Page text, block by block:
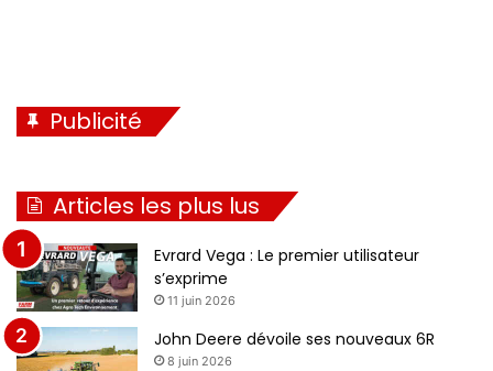
Publicité
Articles les plus lus
Evrard Vega : Le premier utilisateur
s’exprime
11 juin 2026
John Deere dévoile ses nouveaux 6R
8 juin 2026